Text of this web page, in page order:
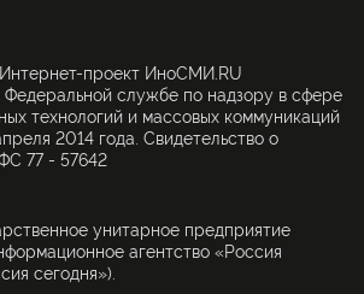
проект ИноСМИ.RU
Федеральной службе по надзору в сфере
технологий и массовых коммуникаций
2014 года. Свидетельство о
77 - 57642
унитарное предприятие
агентство «Россия
сегодня»).